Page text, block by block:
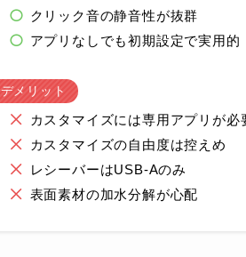
クリック音の静音性が抜群
アプリなしでも初期設定で実用的
デメリット
カスタマイズには専用アプリが必
カスタマイズの自由度は控えめ
レシーバーはUSB-Aのみ
表面素材の加水分解が心配